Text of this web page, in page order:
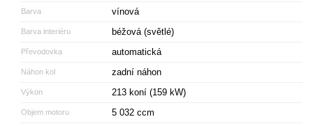
Barva vínová
Barva interiéru béžová (světlé)
Převodovka automatická
Náhon kol zadní náhon
Výkon 213 koní (159 kW)
Objem motoru 5 032 ccm